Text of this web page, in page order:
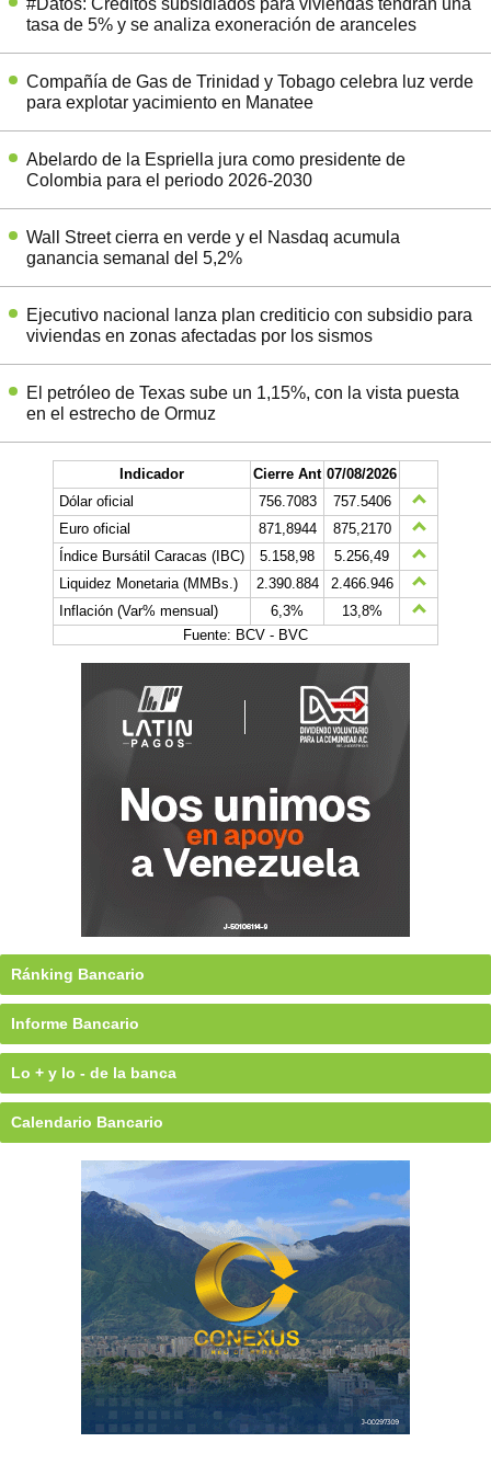
#Datos: Créditos subsidiados para viviendas tendrán una
tasa de 5% y se analiza exoneración de aranceles
Compañía de Gas de Trinidad y Tobago celebra luz verde
para explotar yacimiento en Manatee
Abelardo de la Espriella jura como presidente de
Colombia para el periodo 2026-2030
Wall Street cierra en verde y el Nasdaq acumula
ganancia semanal del 5,2%
Ejecutivo nacional lanza plan crediticio con subsidio para
viviendas en zonas afectadas por los sismos
El petróleo de Texas sube un 1,15%, con la vista puesta
en el estrecho de Ormuz
Indicador Cierre Ant 07/08/2026
Dólar oficial
756.7083
757.5406
Euro oficial
871,8944
875,2170
Índice Bursátil Caracas (IBC)
5.158,98
5.256,49
Liquidez Monetaria (MMBs.)
2.390.884
2.466.946
Inflación (Var% mensual)
6,3%
13,8%
Fuente: BCV - BVC
Ránking Bancario
Informe Bancario
Lo + y lo - de la banca
Calendario Bancario